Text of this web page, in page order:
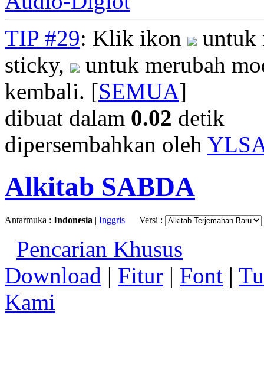
TIP #29: Klik ikon
untuk
sticky,
untuk merubah
kembali. [SEMUA]
dibuat dalam 0.02 detik
dipersembahkan oleh
Alkitab SABDA
Antarmuka : Indonesia | Inggris Versi :
Pencarian Khusus
Download | Fitur | Font |
Kami